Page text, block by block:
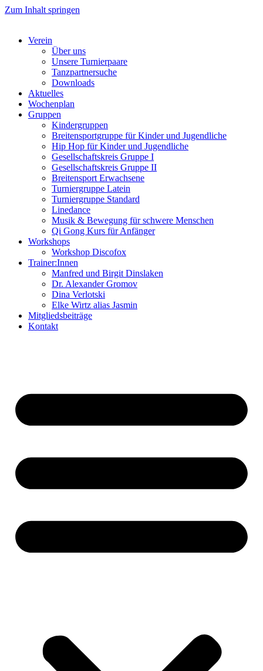
Zum Inhalt springen
Verein
Über uns
Unsere Turnierpaare
Tanzpartnersuche
Downloads
Aktuelles
Wochenplan
Gruppen
Kindergruppen
Breitensportgruppe für Kinder und Jugendliche
Hip Hop für Kinder und Jugendliche​
Gesellschaftskreis Gruppe I
Gesellschaftskreis Gruppe II
Breitensport Erwachsene
Turniergruppe Latein
Turniergruppe Standard
Linedance
Musik & Bewegung für schwere Menschen​
Qi Gong Kurs für Anfänger
Workshops
Workshop Discofox
Trainer:Innen
Manfred und Birgit Dinslaken
Dr. Alexander Gromov
Dina Verlotski
Elke Wirtz alias Jasmin
Mitgliedsbeiträge
Kontakt